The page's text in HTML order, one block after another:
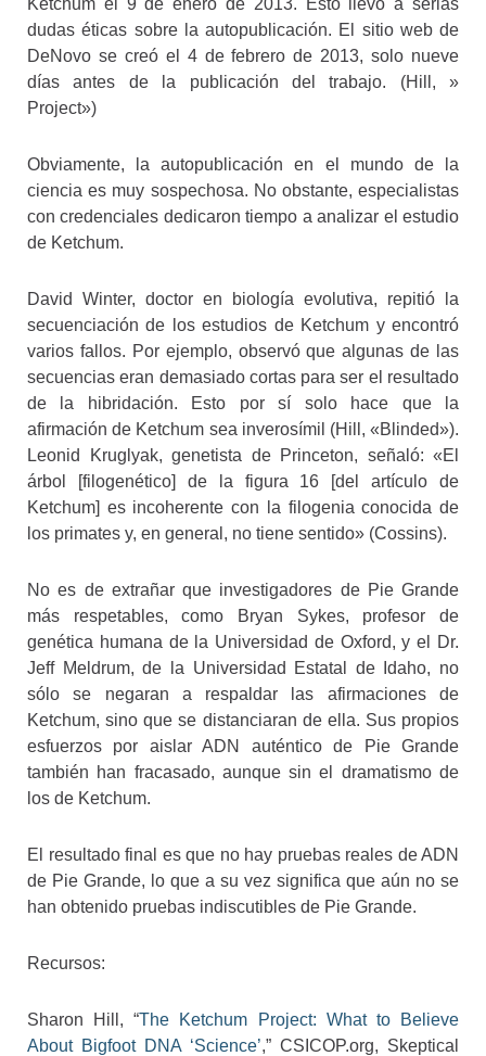
dudas éticas sobre la autopublicación. El sitio web de
DeNovo se creó el 4 de febrero de 2013, solo nueve
días antes de la publicación del trabajo. (Hill, »
Project»)
Obviamente, la autopublicación en el mundo de la
ciencia es muy sospechosa. No obstante, especialistas
con credenciales dedicaron tiempo a analizar el estudio
de Ketchum.
David Winter, doctor en biología evolutiva, repitió la
secuenciación de los estudios de Ketchum y encontró
varios fallos. Por ejemplo, observó que algunas de las
secuencias eran demasiado cortas para ser el resultado
de la hibridación. Esto por sí solo hace que la
afirmación de Ketchum sea inverosímil (Hill, «Blinded»).
Leonid Kruglyak, genetista de Princeton, señaló: «El
árbol [filogenético] de la figura 16 [del artículo de
Ketchum] es incoherente con la filogenia conocida de
los primates y, en general, no tiene sentido» (Cossins).
No es de extrañar que investigadores de Pie Grande
más respetables, como Bryan Sykes, profesor de
genética humana de la Universidad de Oxford, y el Dr.
Jeff Meldrum, de la Universidad Estatal de Idaho, no
sólo se negaran a respaldar las afirmaciones de
Ketchum, sino que se distanciaran de ella. Sus propios
esfuerzos por aislar ADN auténtico de Pie Grande
también han fracasado, aunque sin el dramatismo de
los de Ketchum.
El resultado final es que no hay pruebas reales de ADN
de Pie Grande, lo que a su vez significa que aún no se
han obtenido pruebas indiscutibles de Pie Grande.
Recursos:
Sharon Hill, “The Ketchum Project: What to Believe
About Bigfoot DNA ‘Science’,” CSICOP.org, Skeptical